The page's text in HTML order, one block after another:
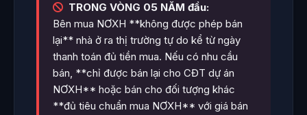
TRONG VÒNG 05 NĂM đầu:
Bên mua NƠXH **không được phép bán
lại** nhà ở ra thị trường tự do kể từ ngày
thanh toán đủ tiền mua. Nếu có nhu cầu
bán, **chỉ được bán lại cho CĐT dự án
NƠXH** hoặc bán cho đối tượng khác
**đủ tiêu chuẩn mua NƠXH** với giá bán